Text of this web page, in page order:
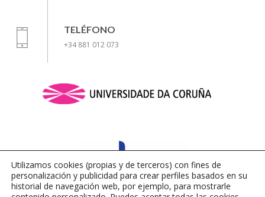
TELÉFONO
+34 881 012 073
Utilizamos cookies (propias y de terceros) con fines de
personalización y publicidad para crear perfiles basados ​​en su
historial de navegación web, por ejemplo, para mostrarle